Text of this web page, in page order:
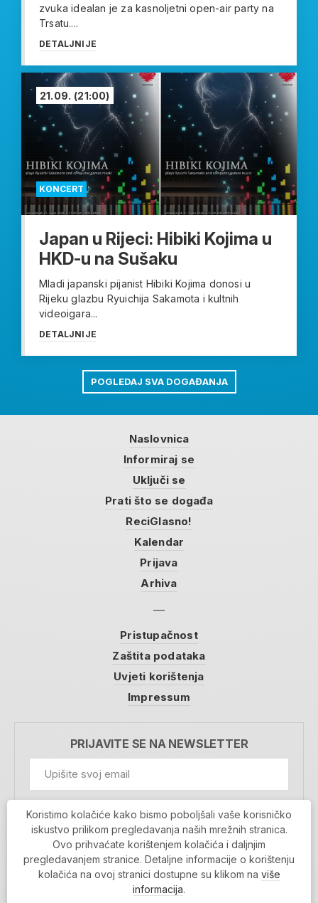
zvuka idealan je za kasnoljetni open-air party na
Trsatu....
DETALJNIJE
KONCERT
21.09. (21:00)
Japan u Rijeci: Hibiki Kojima u
HKD-u na Sušaku
Mladi japanski pijanist Hibiki Kojima donosi u
Rijeku glazbu Ryuichija Sakamota i kultnih
videoigara...
DETALJNIJE
POGLEDAJ SVA DOGAĐANJA
Naslovnica
Informiraj se
Uključi se
Prati što se događa
ReciGlasno!
Kalendar
Prijava
Arhiva
Pristupačnost
Zaštita podataka
Uvjeti korištenja
Impressum
PRIJAVITE SE NA NEWSLETTER
Prihvaćam da se moji podaci spremaju u bazu
podataka i koriste u svrhu slanja MojaRijeka
newslettera
MOJARIJEKA NEWSLETTER
PRIJAVI SE
Koristimo kolačiće kako bismo poboljšali vaše korisničko
iskustvo prilikom pregledavanja naših mrežnih stranica.
Ovo prihvaćate korištenjem kolačića i daljnjim
pregledavanjem stranice. Detaljne informacije o korištenju
kolačića na ovoj stranici dostupne su klikom na više
informacija.